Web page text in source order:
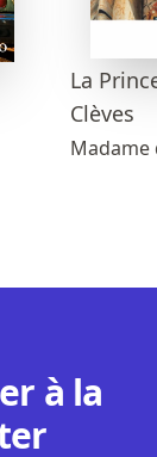
La
Clèves
Madame
à la